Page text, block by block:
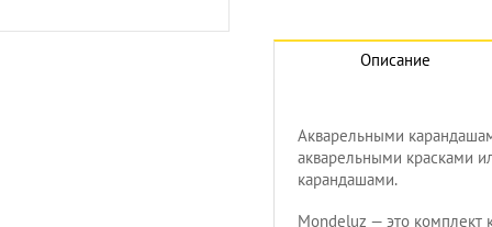
Описание
Акварельными
акварельными красками
карандашами.
Mondeluz — это комплект